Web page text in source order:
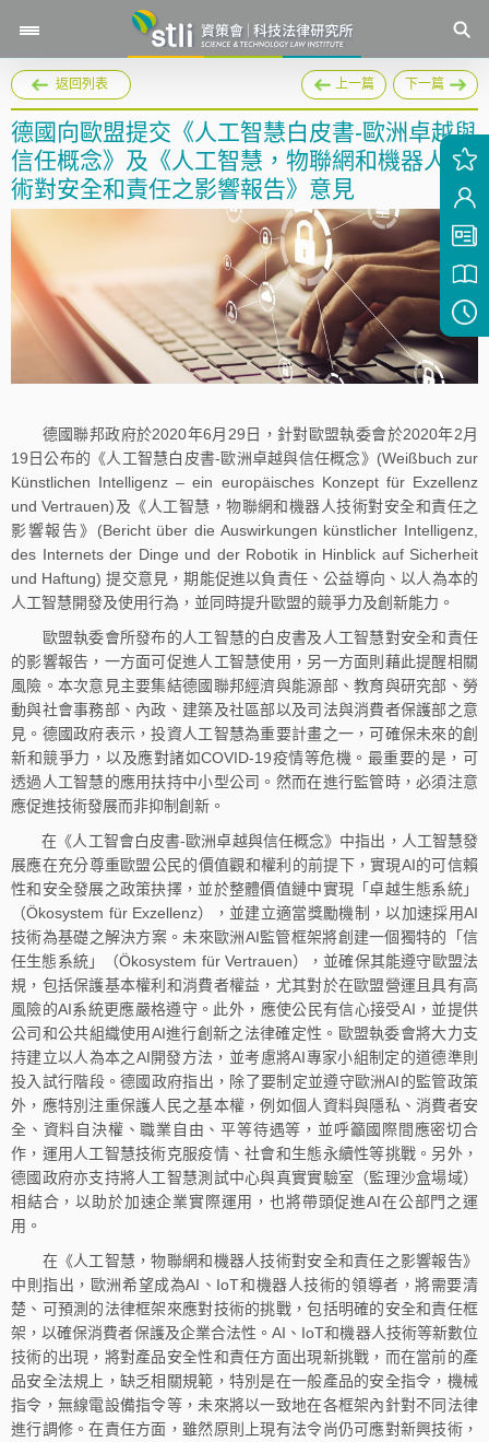
返回列表 上一篇 下一篇
德國向歐盟提交《人工智慧白皮書-歐洲卓越與
信任概念》及《人工智慧，物聯網和機器人技
術對安全和責任之影響報告》意見
德國聯邦政府於2020年6月29日，針對歐盟執委會於2020年2月
19日公布的《人工智慧白皮書-歐洲卓越與信任概念》(Weißbuch zur
Künstlichen Intelligenz – ein europäisches Konzept für Exzellenz
und Vertrauen)及《人工智慧，物聯網和機器人技術對安全和責任之
影響報告》(Bericht über die Auswirkungen künstlicher Intelligenz,
des Internets der Dinge und der Robotik in Hinblick auf Sicherheit
und Haftung) 提交意見，期能促進以負責任、公益導向、以人為本的
人工智慧開發及使用行為，並同時提升歐盟的競爭力及創新能力。
歐盟執委會所發布的人工智慧的白皮書及人工智慧對安全和責任
的影響報告，一方面可促進人工智慧使用，另一方面則藉此提醒相關
風險。本次意見主要集結德國聯邦經濟與能源部、教育與研究部、勞
動與社會事務部、內政、建築及社區部以及司法與消費者保護部之意
見。德國政府表示，投資人工智慧為重要計畫之一，可確保未來的創
新和競爭力，以及應對諸如COVID-19疫情等危機。最重要的是，可
透過人工智慧的應用扶持中小型公司。然而在進行監管時，必須注意
應促進技術發展而非抑制創新。
在《人工智會白皮書-歐洲卓越與信任概念》中指出，人工智慧發
展應在充分尊重歐盟公民的價值觀和權利的前提下，實現AI的可信賴
性和安全發展之政策抉擇，並於整體價值鏈中實現「卓越生態系統」
（Ökosystem für Exzellenz），並建立適當獎勵機制，以加速採用AI
技術為基礎之解決方案。未來歐洲AI監管框架將創建一個獨特的「信
任生態系統」（Ökosystem für Vertrauen），並確保其能遵守歐盟法
規，包括保護基本權利和消費者權益，尤其對於在歐盟營運且具有高
風險的AI系統更應嚴格遵守。此外，應使公民有信心接受AI，並提供
公司和公共組織使用AI進行創新之法律確定性。歐盟執委會將大力支
持建立以人為本之AI開發方法，並考慮將AI專家小組制定的道德準則
投入試行階段。德國政府指出，除了要制定並遵守歐洲AI的監管政策
外，應特別注重保護人民之基本權，例如個人資料與隱私、消費者安
全、資料自決權、職業自由、平等待遇等，並呼籲國際間應密切合
作，運用人工智慧技術克服疫情、社會和生態永續性等挑戰。另外，
德國政府亦支持將人工智慧測試中心與真實實驗室（監理沙盒場域）
相結合，以助於加速企業實際運用，也將帶頭促進AI在公部門之運
用。
在《人工智慧，物聯網和機器人技術對安全和責任之影響報告》
中則指出，歐洲希望成為AI、IoT和機器人技術的領導者，將需要清
楚、可預測的法律框架來應對技術的挑戰，包括明確的安全和責任框
架，以確保消費者保護及企業合法性。AI、IoT和機器人技術等新數位
技術的出現，將對產品安全性和責任方面出現新挑戰，而在當前的產
品安全法規上，缺乏相關規範，特別是在一般產品的安全指令，機械
指令，無線電設備指令等，未來將以一致地在各框架內針對不同法律
進行調修。在責任方面，雖然原則上現有法令尚仍可應對新興技術，